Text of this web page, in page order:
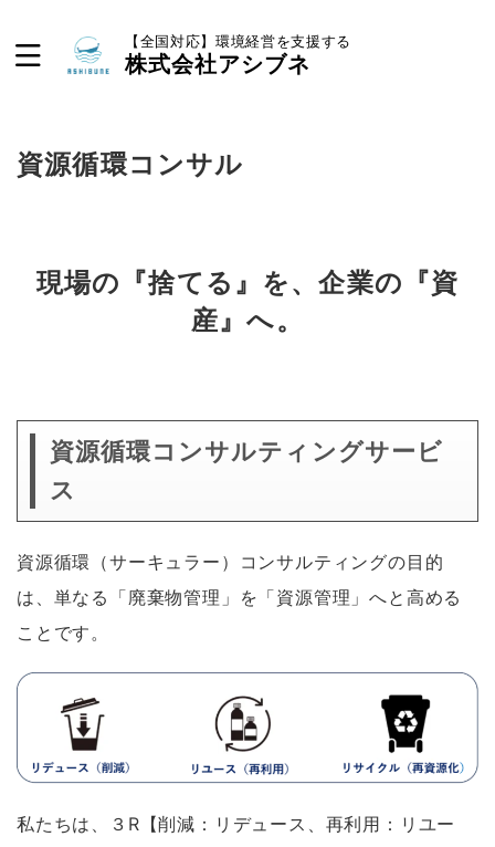
【全国対応】環境経営を支援する
株式会社アシブネ
資源循環コンサル
現場の『捨てる』を、企業の『資
産』へ。
資源循環コンサルティングサービ
ス
資源循環（サーキュラー）コンサルティングの目的
は、単なる「廃棄物管理」を「資源管理」へと高める
ことです。
私たちは、３R【削減：リデュース、再利用：リユー